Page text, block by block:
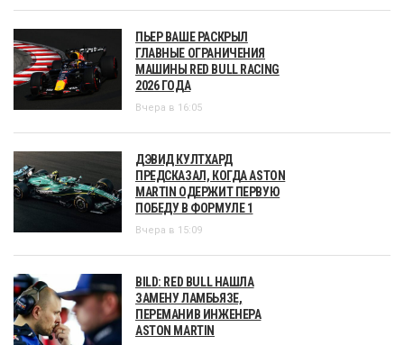
ПЬЕР ВАШЕ РАСКРЫЛ
ГЛАВНЫЕ ОГРАНИЧЕНИЯ
МАШИНЫ RED BULL RACING
2026 ГОДА
Вчера в 16:05
ДЭВИД КУЛТХАРД
ПРЕДСКАЗАЛ, КОГДА ASTON
MARTIN ОДЕРЖИТ ПЕРВУЮ
ПОБЕДУ В ФОРМУЛЕ 1
Вчера в 15:09
BILD: RED BULL НАШЛА
ЗАМЕНУ ЛАМБЬЯЗЕ,
ПЕРЕМАНИВ ИНЖЕНЕРА
ASTON MARTIN